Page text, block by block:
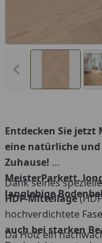
Vorheriges Bild
Entdecken Sie jetzt
eine natürliche
Zuhause!
MeisterParkett.
langlebige
Dank seines
HDF-Mittellage
hochverdichtete
auch bei starken
Da Holz ein